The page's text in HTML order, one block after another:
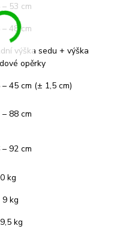
53 cm
– 48 cm
výška sedu + výška
opěrky
– 45 cm (± 1,5 cm)
– 88 cm
– 92 cm
kg
9 kg
kg